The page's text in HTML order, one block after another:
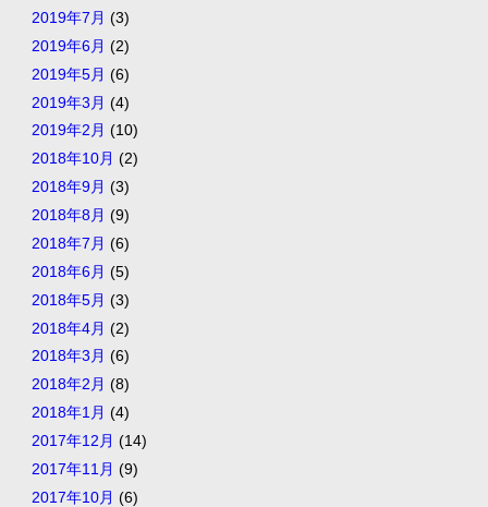
2019年7月 (3)
2019年6月 (2)
2019年5月 (6)
2019年3月 (4)
2019年2月 (10)
2018年10月 (2)
2018年9月 (3)
2018年8月 (9)
2018年7月 (6)
2018年6月 (5)
2018年5月 (3)
2018年4月 (2)
2018年3月 (6)
2018年2月 (8)
2018年1月 (4)
2017年12月 (14)
2017年11月 (9)
2017年10月 (6)